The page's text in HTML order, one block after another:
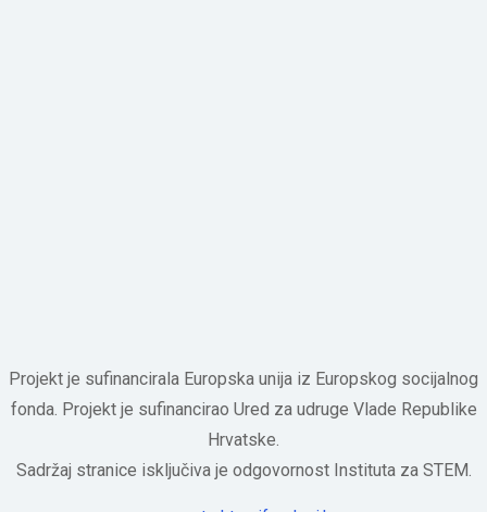
Projekt je sufinancirala Europska unija iz Europskog socijalnog
fonda. Projekt je sufinancirao Ured za udruge Vlade Republike
Hrvatske.
Sadržaj stranice isključiva je odgovornost Instituta za STEM.